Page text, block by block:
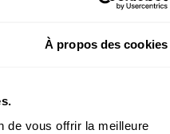
À propos des cookies
de vous offrir la meilleure
manuellement la fréquence
Rappel glucides
avez appris à bien